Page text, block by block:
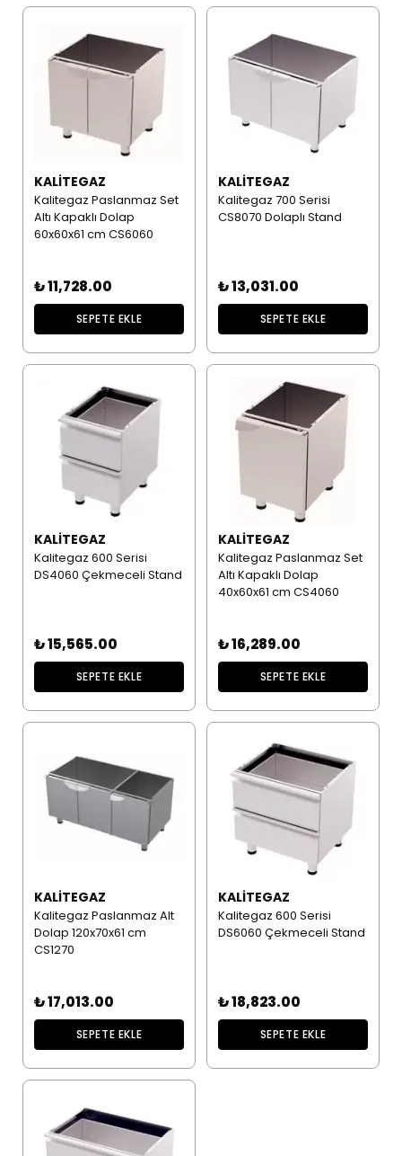
KALITEGAZ
Kalitegaz Paslanmaz Set
Altı Kapaklı Dolap
60x60x61 cm CS6060
₺ 11,728.00
SEPETE EKLE
KALITEGAZ
Kalitegaz 700 Serisi
CS8070 Dolaplı Stand
₺ 13,031.00
SEPETE EKLE
KALITEGAZ
Kalitegaz 600 Serisi
DS4060 Çekmeceli Stand
₺ 15,565.00
SEPETE EKLE
KALITEGAZ
Kalitegaz Paslanmaz Set
Altı Kapaklı Dolap
40x60x61 cm CS4060
₺ 16,289.00
SEPETE EKLE
KALITEGAZ
Kalitegaz Paslanmaz Alt
Dolap 120x70x61 cm
CS1270
₺ 17,013.00
SEPETE EKLE
KALITEGAZ
Kalitegaz 600 Serisi
DS6060 Çekmeceli Stand
₺ 18,823.00
SEPETE EKLE